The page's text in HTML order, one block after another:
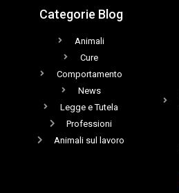
Categorie Blog
Animali
Cure
Comportamento
News
Legge e Tutela
Professioni
Animali sul lavoro